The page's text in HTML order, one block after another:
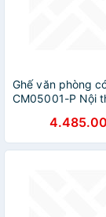
Ghế văn phòng
CM05001-P Nội